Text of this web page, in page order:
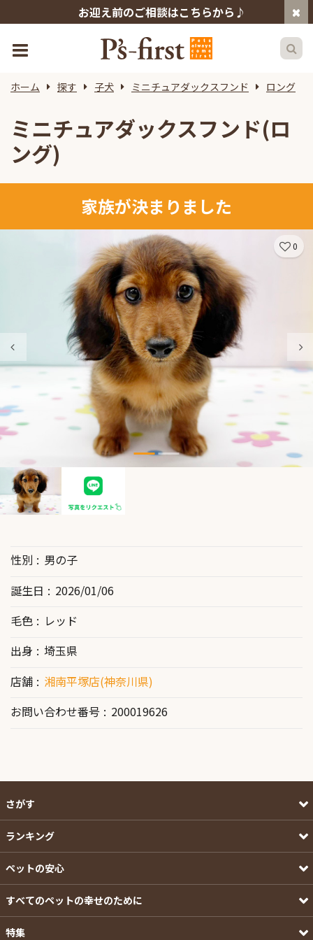
お迎え前のご相談はこちらから♪
ホーム 探す 子犬 ミニチュアダックスフンド ロング
ミニチュアダックスフンド(ロ
ング)
家族が決まりました
0
性別
男の子
誕生日
2026/01/06
毛色
レッド
出身
埼玉県
店舗
湘南平塚店(神奈川県)
お問い合わせ番号
200019626
さがす
ランキング
ペットの安心
すべてのペットの幸せのために
特集